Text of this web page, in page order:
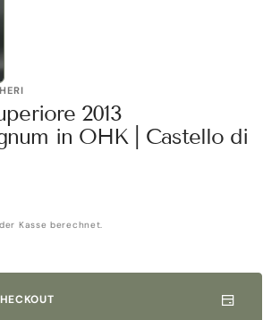
2013
in OHK | Castello di
Kasse berechnet.